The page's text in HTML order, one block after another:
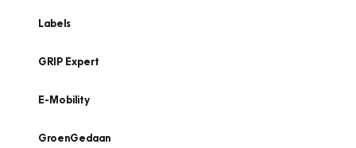
Labels
GRIP Expert
E-Mobility
GroenGedaan